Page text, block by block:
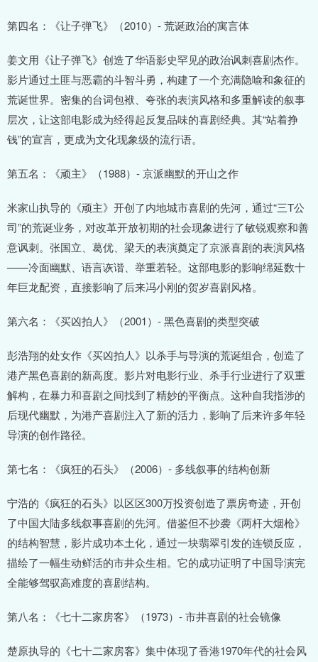
第四名：《让子弹飞》（2010）- 荒诞政治的寓言体
姜文用《让子弹飞》创造了华语影史罕见的政治讽刺喜剧杰作。
影片通过土匪与恶霸的斗智斗勇，构建了一个充满隐喻和象征的
荒诞世界。密集的台词包袱、夸张的表演风格和多重解读的叙事
层次，让这部电影成为经得起反复品味的喜剧经典。其“站着挣
钱”的宣言，更成为文化现象级的流行语。
第五名：《顽主》（1988）- 京派幽默的开山之作
米家山执导的《顽主》开创了内地城市喜剧的先河，通过“三T公
司”的荒诞业务，对改革开放初期的社会现象进行了敏锐观察和善
意讽刺。张国立、葛优、梁天的表演奠定了京派喜剧的表演风格
——冷面幽默、语言诙谐、举重若轻。这部电影的影响绵延数十
年巨龙配资，直接影响了后来冯小刚的贺岁喜剧风格。
第六名：《买凶拍人》（2001）- 黑色喜剧的类型突破
彭浩翔的处女作《买凶拍人》以杀手与导演的荒诞组合，创造了
港产黑色喜剧的新高度。影片对电影行业、杀手行业进行了双重
解构，在暴力和喜剧之间找到了精妙的平衡点。这种自我指涉的
后现代幽默，为港产喜剧注入了新的活力，影响了后来许多年轻
导演的创作路径。
第七名：《疯狂的石头》（2006）- 多线叙事的结构创新
宁浩的《疯狂的石头》以区区300万投资创造了票房奇迹，开创
了中国大陆多线叙事喜剧的先河。借鉴但不抄袭《两杆大烟枪》
的结构智慧，影片成功本土化，通过一块翡翠引发的连锁反应，
描绘了一幅生动鲜活的市井众生相。它的成功证明了中国导演完
全能够驾驭高难度的喜剧结构。
第八名：《七十二家房客》（1973）- 市井喜剧的社会镜像
楚原执导的《七十二家房客》集中体现了香港1970年代的社会风